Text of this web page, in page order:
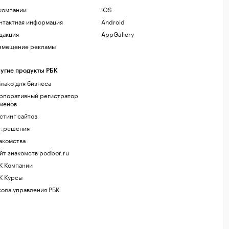
информация
рекламы
продукты РБК
для бизнеса
регистратор
сайтов
знакомств podbor.ru
Компании
Курсы
управления РБК
iOS
Android
AppGallery